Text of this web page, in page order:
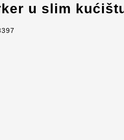
u slim